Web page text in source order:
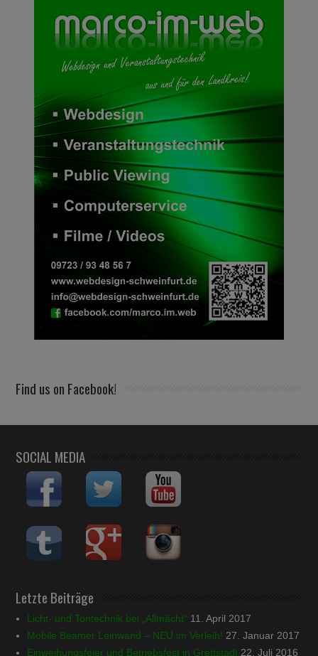
Find us on Facebook!
SOCIAL MEDIA
Letzte Beiträge
Licht- und Tontechnik bei „Allmächt“ 11. April 2017
Mobile Beamer Leinwand – NEU im Verleih! 27. Januar 2017
Einweihungsfeier und Betriebsfest in Grettstadt 22. Juli 2016